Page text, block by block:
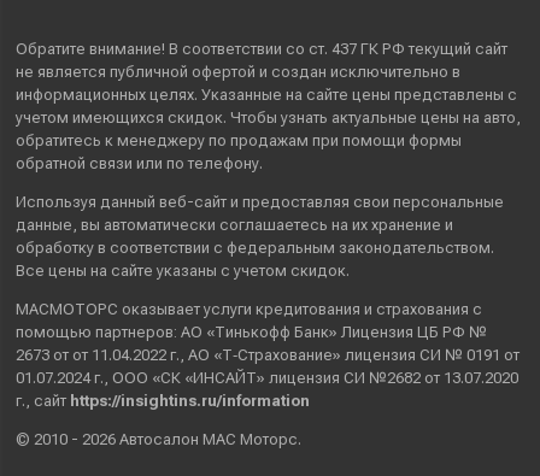
Обратите внимание! В соответствии со ст. 437 ГК РФ текущий сайт
не является публичной офертой и создан исключительно в
информационных целях. Указанные на сайте цены представлены с
учетом имеющихся скидок. Чтобы узнать актуальные цены на авто,
обратитесь к менеджеру по продажам при помощи формы
обратной связи или по телефону.
Используя данный веб-сайт и предоставляя свои персональные
данные , вы автоматически соглашаетесь на их хранение и
обработку в соответствии с федеральным законодательством.
Все цены на сайте указаны с учетом скидок.
МАСМОТОРС оказывает услуги кредитования и страхования с
помощью партнеров: АО «Тинькофф Банк» Лицензия ЦБ РФ №
2673 от от 11.04.2022 г., АО «Т‑Страхование» лицензия СИ № 0191 от
01.07.2024 г., ООО «СК «ИНСАЙТ» лицензия СИ №2682 от 13.07.2020
г., сайт https://insightins.ru/information
© 2010 - 2026 Автосалон МАС Моторс.